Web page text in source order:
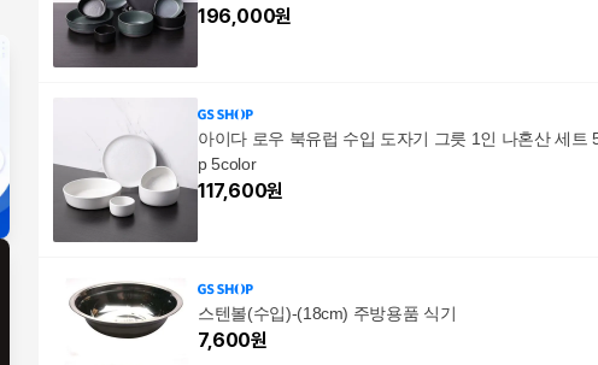
196,000원
아이다 로우 북유럽 수입 도자기 그릇 1인 나혼산 세트
p 5color
117,600원
스텐볼(수입)-(18cm) 주방용품 식기
7,600원